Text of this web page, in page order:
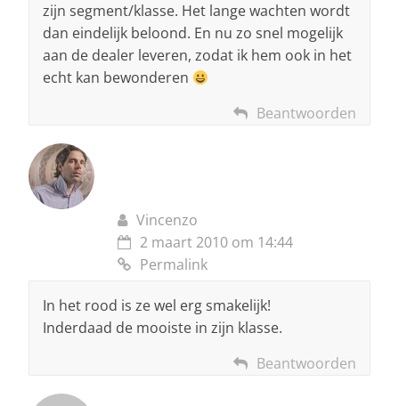
zijn segment/klasse. Het lange wachten wordt
dan eindelijk beloond. En nu zo snel mogelijk
aan de dealer leveren, zodat ik hem ook in het
echt kan bewonderen
Beantwoorden
Vincenzo
2 maart 2010 om 14:44
Permalink
In het rood is ze wel erg smakelijk!
Inderdaad de mooiste in zijn klasse.
Beantwoorden